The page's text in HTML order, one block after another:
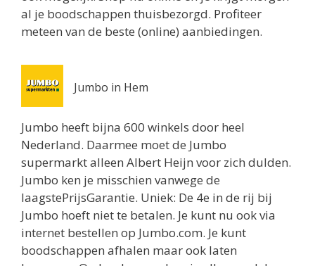
Biltstraat 74
Utrecht 3572BG
Albert Heijn Utrecht
Oudenoord 1
Utrecht 3513EG
0.9 km
Routebeschrijving
Albert Heijn Utrecht
Burgemeester Reigerstraat 57
Utrecht 3581KM
1 km
al je boodschappen thuisbezorgd. Profiteer
meteen van de beste (online) aanbiedingen.
Jumbo in Hem
Jumbo heeft bijna 600 winkels door heel
Nederland. Daarmee moet de Jumbo
supermarkt alleen Albert Heijn voor zich dulden.
Jumbo ken je misschien vanwege de
laagstePrijsGarantie. Uniek: De 4e in de rij bij
Jumbo hoeft niet te betalen. Je kunt nu ook via
internet bestellen op Jumbo.com. Je kunt
boodschappen afhalen maar ook laten